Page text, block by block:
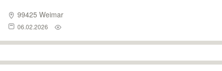
99425 Weimar
06.02.2026